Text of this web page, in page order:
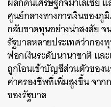
ศูนย์กลางทางการเงินของ
กลับขาดทุนอย่างน่าสงสัย จ
รัฐบาลหลายประเทศว่ากอง
ฟอกเงินระดับนานาชาติ แล
ถูกโอนเข้าบัญชีส่วนตัวขอ
ค่าครองชีพที่เพิ่มสูงขึ้น จา
ของรัฐบาล